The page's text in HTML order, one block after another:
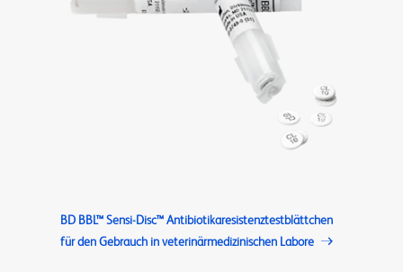
BD BBL™ Sensi-Disc™ Antibiotikaresistenztestblättchen
für den Gebrauch in veterinärmedizinischen Labore